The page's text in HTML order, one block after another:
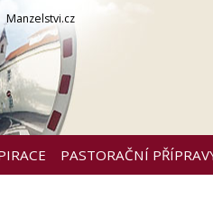
Manzelstvi.cz
PASTORAČNÍ